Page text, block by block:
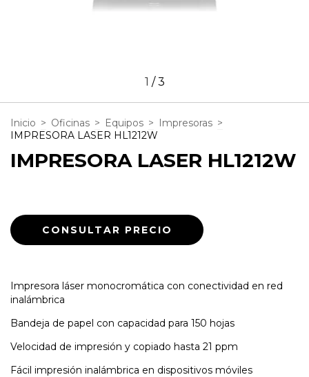
1 /3
Inicio > Oficinas > Equipos > Impresoras >
IMPRESORA LASER HL1212W
IMPRESORA LASER HL1212W
Impresora láser monocromática con conectividad en red
inalámbrica
Bandeja de papel con capacidad para 150 hojas
Velocidad de impresión y copiado hasta 21 ppm
Fácil impresión inalámbrica en dispositivos móviles